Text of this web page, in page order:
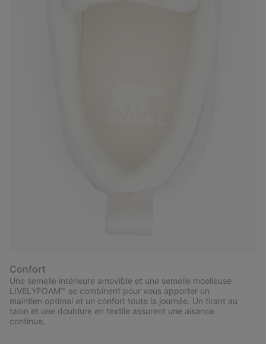
Confort
Une semelle intérieure amovible et une semelle moelleuse
LIVELYFOAM™ se combinent pour vous apporter un
maintien optimal et un confort toute la journée. Un tirant au
talon et une doublure en textile assurent une aisance
continue.